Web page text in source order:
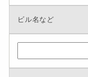
ビル名など